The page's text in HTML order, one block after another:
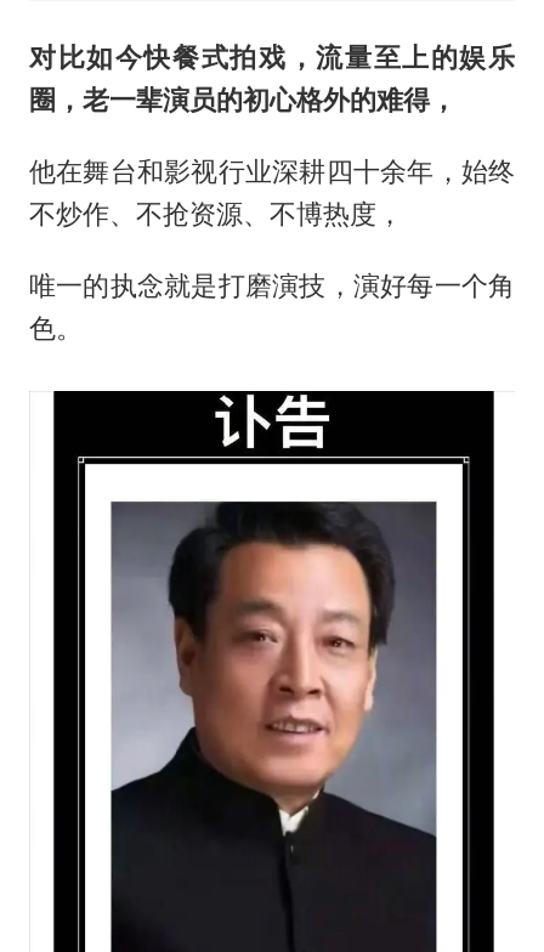
对比如今快餐式拍戏，流量至上的娱乐
圈，老一辈演员的初心格外的难得，
他在舞台和影视行业深耕四十余年，始终
不炒作、不抢资源、不博热度，
唯一的执念就是打磨演技，演好每一个角
色。